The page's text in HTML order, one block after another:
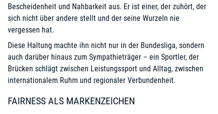
Bescheidenheit und Nahbarkeit aus. Er ist einer, der zuhört, der
sich nicht über andere stellt und der seine Wurzeln nie
vergessen hat.
Diese Haltung machte ihn nicht nur in der Bundesliga, sondern
auch darüber hinaus zum Sympathieträger – ein Sportler, der
Brücken schlägt zwischen Leistungssport und Alltag, zwischen
internationalem Ruhm und regionaler Verbundenheit.
FAIRNESS ALS MARKENZEICHEN